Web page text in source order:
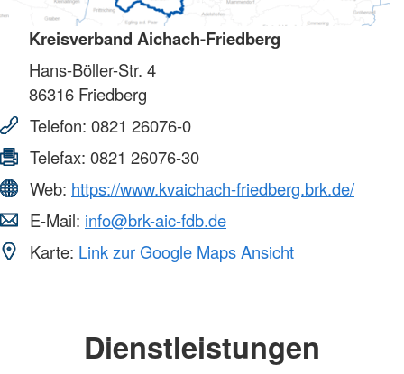
Kreisverband Aichach-Friedberg
Hans-Böller-Str. 4
86316 Friedberg
Telefon: 0821 26076-0
Telefax: 0821 26076-30
Web: https://www.kvaichach-friedberg.brk.de/
E-Mail: info@brk-aic-fdb.de
Karte: Link zur Google Maps Ansicht
Dienstleistungen